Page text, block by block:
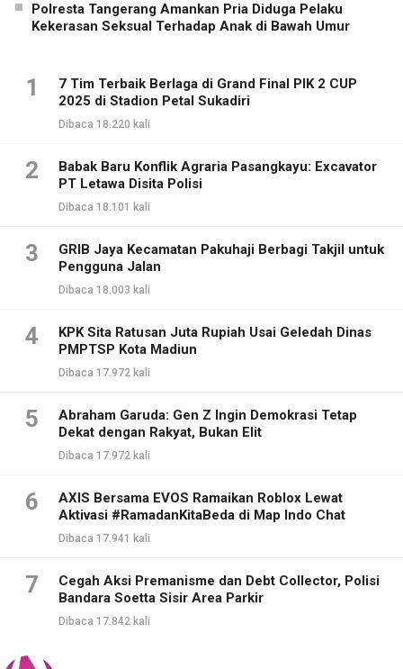
Polresta Tangerang Amankan Pria Diduga Pelaku
Kekerasan Seksual Terhadap Anak di Bawah Umur
1
7 Tim Terbaik Berlaga di Grand Final PIK 2 CUP
2025 di Stadion Petal Sukadiri
Dibaca 18.220 kali
2
Babak Baru Konflik Agraria Pasangkayu: Excavator
PT Letawa Disita Polisi
Dibaca 18.101 kali
3
GRIB Jaya Kecamatan Pakuhaji Berbagi Takjil untuk
Pengguna Jalan
Dibaca 18.003 kali
4
KPK Sita Ratusan Juta Rupiah Usai Geledah Dinas
PMPTSP Kota Madiun
Dibaca 17.972 kali
5
Abraham Garuda: Gen Z Ingin Demokrasi Tetap
Dekat dengan Rakyat, Bukan Elit
Dibaca 17.972 kali
6
AXIS Bersama EVOS Ramaikan Roblox Lewat
Aktivasi #RamadanKitaBeda di Map Indo Chat
Dibaca 17.941 kali
7
Cegah Aksi Premanisme dan Debt Collector, Polisi
Bandara Soetta Sisir Area Parkir
Dibaca 17.842 kali